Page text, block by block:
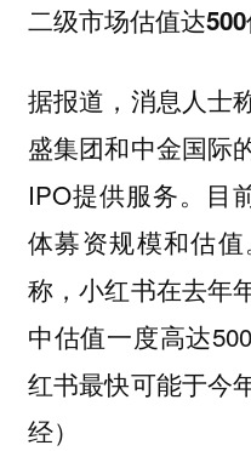
二级市场估值达
据报道，消息人士
盛集团和中金国际
IPO提供服务。目
体募资规模和估
称，小红书在去年
中估值一度高达
红书最快可能于今
经）